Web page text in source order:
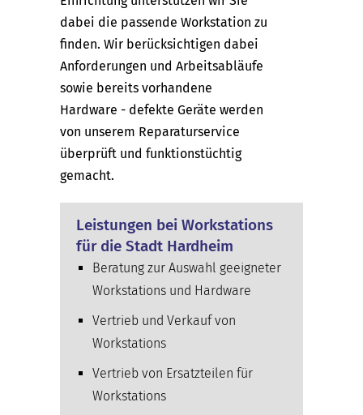
dabei die passende Workstation zu
finden. Wir berücksichtigen dabei
Anforderungen und Arbeitsabläufe
sowie bereits vorhandene
Hardware - defekte Geräte werden
von unserem Reparaturservice
überprüft und funktionstüchtig
gemacht.
Leistungen bei Workstations
für die Stadt Hardheim
Beratung zur Auswahl geeigneter
Workstations und Hardware
Vertrieb und Verkauf von
Workstations
Vertrieb von Ersatzteilen für
Workstations